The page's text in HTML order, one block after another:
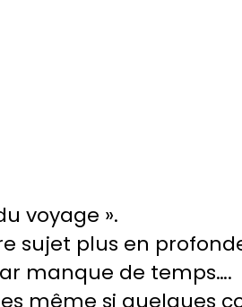
voyage ».
sujet plus en
manque de temps….
même si quelques